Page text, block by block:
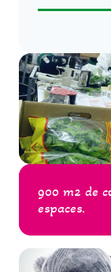
900 m2 de
espaces.